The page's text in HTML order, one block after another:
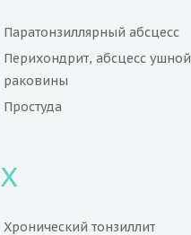
Паратонзиллярный абсцесс
Перихондрит, абсцесс ушной
раковины
Простуда
Х
Хронический тонзиллит